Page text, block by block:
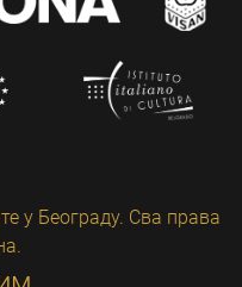
у Београду. Сва права